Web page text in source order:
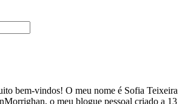
bem-vindos! O meu nome é Sofia Teixeira
o meu blogue pessoal criado a 13